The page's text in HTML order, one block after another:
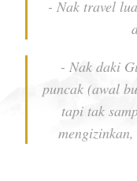
- Nak travel
- Nak daki
puncak (awal
tapi tak